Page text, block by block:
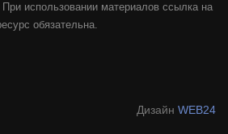
использовании материалов ссылка на
обязательна.
Дизайн WEB24